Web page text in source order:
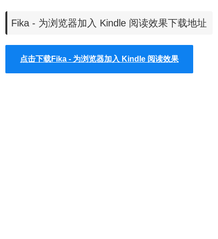
你平常很习惯阅读文章，或许可试试看 Fika，让你在浏览时
有获得更好的效果。
Fika阅读插件使用方法介绍
Fika - 为浏览器加入 Kindle 阅读效果下载地址
点击下载Fika - 为浏览器加入 Kindle 阅读效果